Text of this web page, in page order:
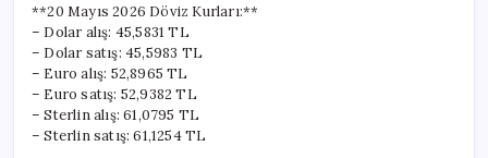
**20 Mayıs 2026 Döviz Kurları:**
– Dolar alış: 45,5831 TL
– Dolar satış: 45,5983 TL
– Euro alış: 52,8965 TL
– Euro satış: 52,9382 TL
– Sterlin alış: 61,0795 TL
– Sterlin satış: 61,1254 TL